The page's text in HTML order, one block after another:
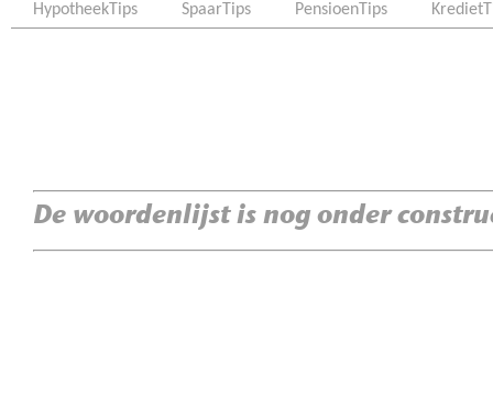
De woordenlijst is nog onder
HypotheekTips SpaarTips PensioenTips